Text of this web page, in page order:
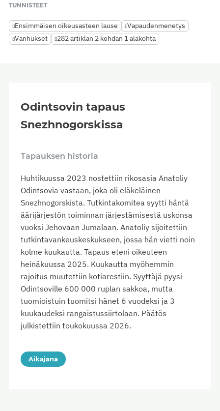
TUNNISTEET
Ensimmäisen oikeusasteen lause
Vapaudenmenetys
Vanhukset
282 artiklan 2 kohdan 1 alakohta
Odintsovin tapaus
Snezhnogorskissa
Tapauksen historia
Huhtikuussa 2023 nostettiin rikosasia Anatoliy
Odintsovia vastaan, joka oli eläkeläinen
Snezhnogorskista. Tutkintakomitea syytti häntä
äärijärjestön toiminnan järjestämisestä uskonsa
vuoksi Jehovaan Jumalaan. Anatoliy sijoitettiin
tutkintavankeuskeskukseen, jossa hän vietti noin
kolme kuukautta. Tapaus eteni oikeuteen
heinäkuussa 2025. Kuukautta myöhemmin
rajoitus muutettiin kotiarestiin. Syyttäjä pyysi
Odintsoville 600 000 ruplan sakkoa, mutta
tuomioistuin tuomitsi hänet 6 vuodeksi ja 3
kuukaudeksi rangaistussiirtolaan. Päätös
julkistettiin toukokuussa 2026.
Aikajana